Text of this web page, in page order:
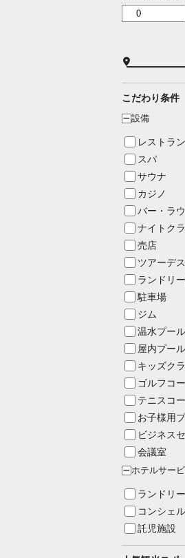
こだわり条件
ー
設備
レストラン
スパ
サウナ
カジノ
バー・ラ
ナイトク
売店
ツアーデ
ランドリ
駐車場
ジム
温水プール
屋内プール
キッズク
ゴルフコ
テニスコ
お子様用
ビジネス
会議室
ー
ホテルサー
ランドリ
コンシェ
託児施設